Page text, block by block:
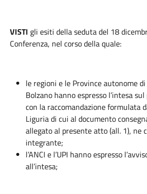
VISTI gli esiti della seduta del 18
Conferenza, nel corso della quale:
le regioni e le Province autonome
Bolzano hanno espresso l’intesa
con la raccomandazione formulata
Liguria di cui al documento
allegato al presente atto (all. 1), ne
integrante;
l’ANCI e l’UPI hanno espresso
all’intesa;